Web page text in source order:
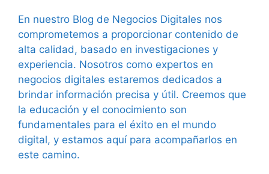
En nuestro Blog de Negocios Digitales nos
comprometemos a proporcionar contenido de
alta calidad, basado en investigaciones y
experiencia. Nosotros como expertos en
negocios digitales estaremos dedicados a
brindar información precisa y útil. Creemos que
la educación y el conocimiento son
fundamentales para el éxito en el mundo
digital, y estamos aquí para acompañarlos en
este camino.